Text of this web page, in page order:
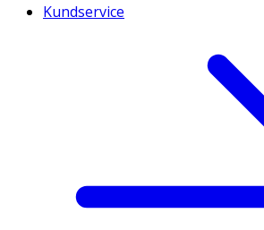
Kundservice